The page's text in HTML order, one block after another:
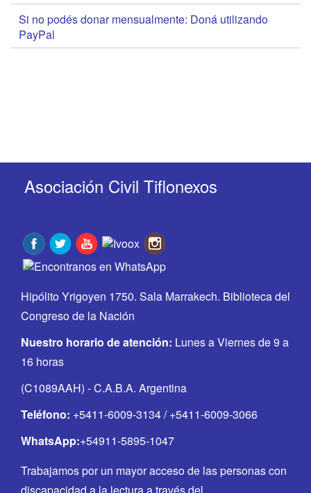
Si no podés donar mensualmente: Doná utilizando
PayPal
Asociación Civil Tiflonexos
Hipólito Yrigoyen 1750. Sala Marrakech. Biblioteca del
Congreso de la Nación
Nuestro horario de atención: Lunes a Viernes de 9 a
16 horas
(C1089AAH) - C.A.B.A. Argentina
Teléfono: +5411-6009-3134 / +5411-6009-3066
WhatsApp:+54911-5895-1047
Trabajamos por un mayor acceso de las personas con